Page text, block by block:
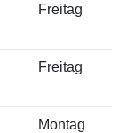
Freitag
Freitag
Montag